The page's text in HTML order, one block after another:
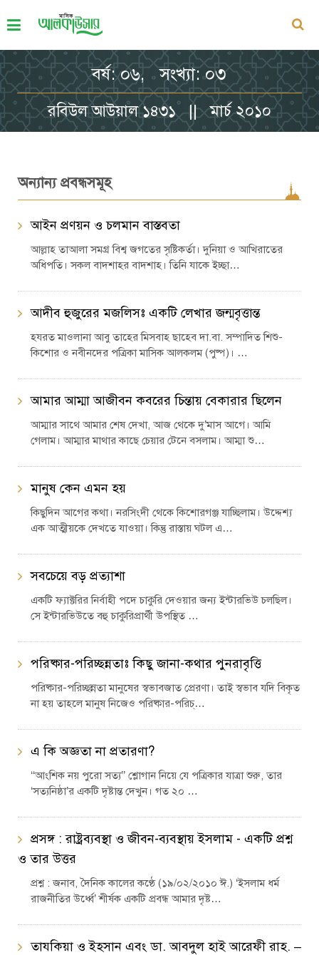
বর্ষ: ০৬, সংখ্যা: ০৩
রবিউল আউয়াল ১৪৩১ || মার্চ ২০১০
অন্যান্য প্রবন্ধসমূহ
আইন প্রণয়ন ও চলমান বাস্তবতা
আল্লাহ তাআলা সমগ্র বিশ্ব জগতের সৃষ্টিকর্তা। দুনিয়া ও আখিরাতের
অধিপতি। সকল বাদশাহর বাদশাহ। তিনি যাকে ইচ্ছা…
আদীব হুজুরের মজলিসঃ একটি লেখার জন্মবৃত্তান্ত
হযরত মাওলানা আবু তাহের মিসবাহ ছাহেব দা.বা. সম্পাদিত শিশু-
কিশোর ও নবীনদের পত্রিকা মাসিক আলকলম (পুষ্প)। …
আমার আম্মা আজীবন কবরের চিন্তায় বেকারার ছিলেন
আম্মার সাথে আমার শেষ দেখা, আজ থেকে দু’মাস আগে। আমি
গেলাম। আম্মার মাথার কাছে চেয়ার টেনে বসলাম। আম্মা শু…
মানুষ কেন এমন হয়
কিছুদিন আগের কথা। নরসিংদী থেকে কিশোরগঞ্জ যাচ্ছিলাম। উদ্দেশ্য
এক আত্মীয়কে দেখতে যাওয়া। কিন্তু রাস্তায় ঘটল এ…
সবচেয়ে বড় প্রত্যাশা
একটি ফ্যাক্টরির নির্বাহী পদে চাকুরি দেওয়ার জন্য ইন্টারভিউ চলছিল।
সে ইন্টারভিউতে বহু চাকুরিপ্রার্থী উপস্থিত …
পরিষ্কার-পরিচ্ছন্নতাঃ কিছু জানা-কথার পুনরাবৃত্তি
পরিষ্কার-পরিচ্ছন্নতা মানুষের স্বভাবজাত প্রেরণা। তাই স্বভাব যদি বিকৃত
না হয় তাহলে মানুষ নিজেও পরিষ্কার-পরিচ্…
এ কি অজ্ঞতা না প্রতারণা?
‘‘আংশিক নয় পুরো সত্য’’ শ্লোগান নিয়ে যে পত্রিকার যাত্রা শুরু, তার
‘সত্যনিষ্ঠা’র একটি দৃষ্টান্ত দেখুন। গত ২০ …
প্রসঙ্গ : রাষ্ট্রব্যবস্থা ও জীবন-ব্যবস্থায় ইসলাম - একটি প্রশ্ন
ও তার উত্তর
প্রশ্ন : জনাব, দৈনিক কালের কণ্ঠে (১৯/০২/২০১০ ঈ.) ‘ইসলাম ধর্ম
রাজনীতির উর্ধ্বে’ শীর্ষক একটি প্রবন্ধ আমার দৃষ্ট…
তাযকিয়া ও ইহসান এবং ডা. আবদুল হাই আরেফী রাহ. –